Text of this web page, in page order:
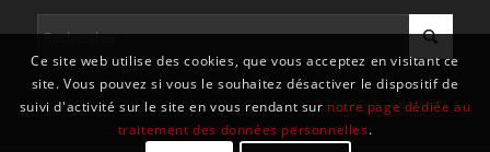
Ce site web utilise des cookies, que vous acceptez en visitant ce
site. Vous pouvez si vous le souhaitez désactiver le dispositif de
suivi d'activité sur le site en vous rendant sur notre page dédiée au
traitement des données personnelles.